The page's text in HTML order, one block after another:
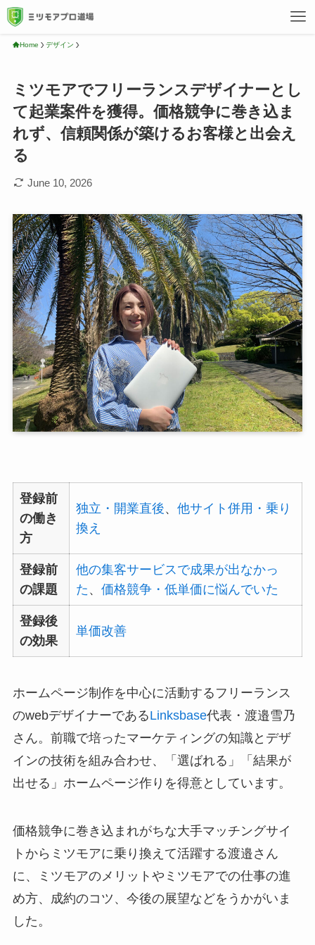
Home デザイン
ミツモアでフリーランスデザイナーとし
て起業案件を獲得。価格競争に巻き込ま
れず、信頼関係が築けるお客様と出会え
る
June 10, 2026
登録前
の働き
方
独立・開業直後、 他サイト併用・乗り
換え
登録前
の課題
他の集客サービスで成果が出なかっ
た 、 価格競争・低単価に悩んでいた
登録後
の効果
単価改善
ホームページ制作を中心に活動するフリーランス
のwebデザイナーであるLinksbase代表・渡邉雪乃
さん。前職で培ったマーケティングの知識とデザ
インの技術を組み合わせ、「選ばれる」「結果が
出せる」ホームページ作りを得意としています。
価格競争に巻き込まれがちな大手マッチングサイ
トからミツモアに乗り換えて活躍する渡邉さん
に、ミツモアのメリットやミツモアでの仕事の進
め方、成約のコツ、今後の展望などをうかがいま
した。